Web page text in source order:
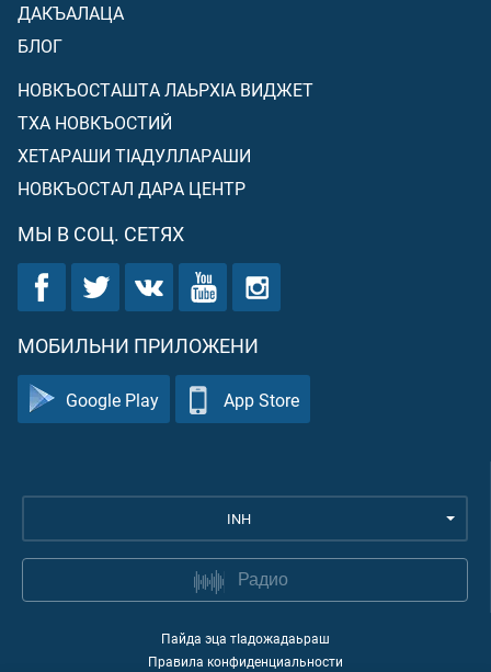
ДАКЪАЛАЦА
БЛОГ
НОВКЪОСТАШТА ЛАЬРХIА ВИДЖЕТ
ТХА НОВКЪОСТИЙ
ХЕТАРАШИ ТIАДУЛЛАРАШИ
НОВКЪОСТАЛ ДАРА ЦЕНТР
МЫ В СОЦ. СЕТЯХ
МОБИЛЬНИ ПРИЛОЖЕНИ
Google Play App Store
INH
Радио
Пайда эца тIадожадаьраш
Правила конфиденциальности